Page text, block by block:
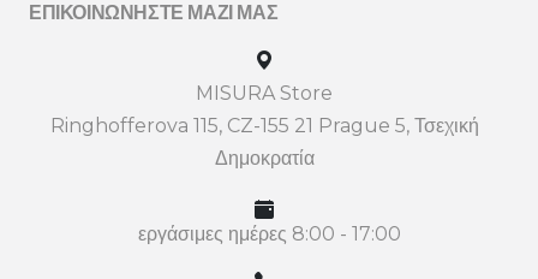
ΕΠΙΚΟΙΝΩΝΉΣΤΕ ΜΑΖΊ ΜΑΣ
MISURA Store
Ringhofferova 115, CZ-155 21 Prague 5, Τσεχική
Δημοκρατία
εργάσιμες ημέρες 8:00 - 17:00